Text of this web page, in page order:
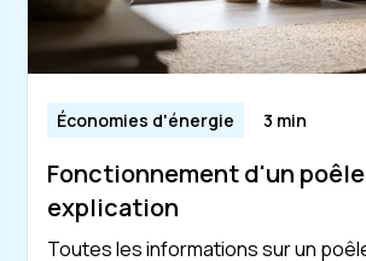
Économies d'énergie 3 min
Fonctionnement d'un poêle
explication
Toutes les informations sur un